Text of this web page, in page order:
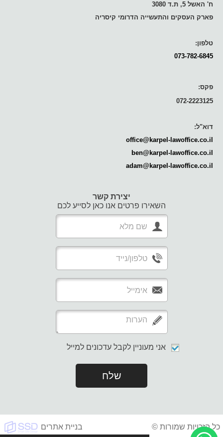
ח' האשל 5, ת.ד 3080
פארק העסקים והתעשייה הדרומי קיסריה
טלפון:
073-782-6845
פקס:
072-2223125
דוא"ל:
office@karpel-lawoffice.co.il
ben@karpel-lawoffice.co.il
adam@karpel-lawoffice.co.il
יצירת קשר
השאירו פרטים אנו כאן לסייע לכם
אני מעוניין לקבל עדכונים למייל
שלח
כל הזכויות שמורות © בניית אתרים